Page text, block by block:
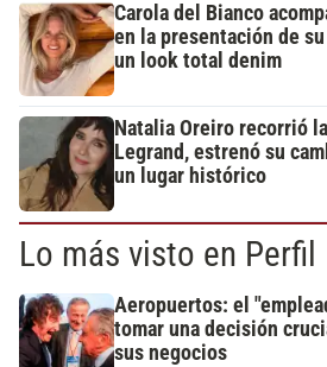
Carola del Bianco
en la presentación de
un look total denim
Natalia Oreiro recorrió
Legrand, estrenó su
un lugar histórico
Lo más visto en Perfil
Aeropuertos: el
tomar una decisión
sus negocios